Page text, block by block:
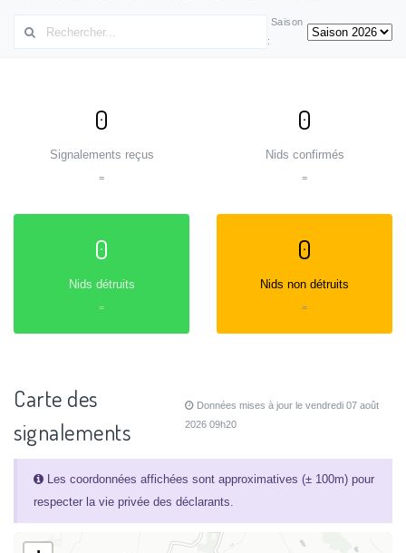
Saison
:
0
Signalements reçus
=
0
Nids confirmés
=
0
Nids détruits
=
0
Nids non détruits
=
Carte des
signalements
Données mises à jour le vendredi 07 août
2026 09h20
Les coordonnées affichées sont approximatives (± 100m) pour
respecter la vie privée des déclarants.